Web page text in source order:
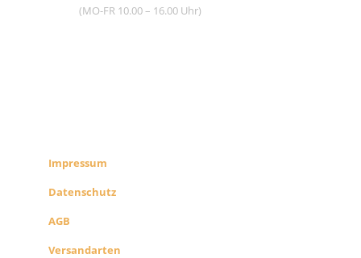
(MO-FR 10.00 – 16.00 Uhr)
Impressum
Datenschutz
AGB
Versandarten